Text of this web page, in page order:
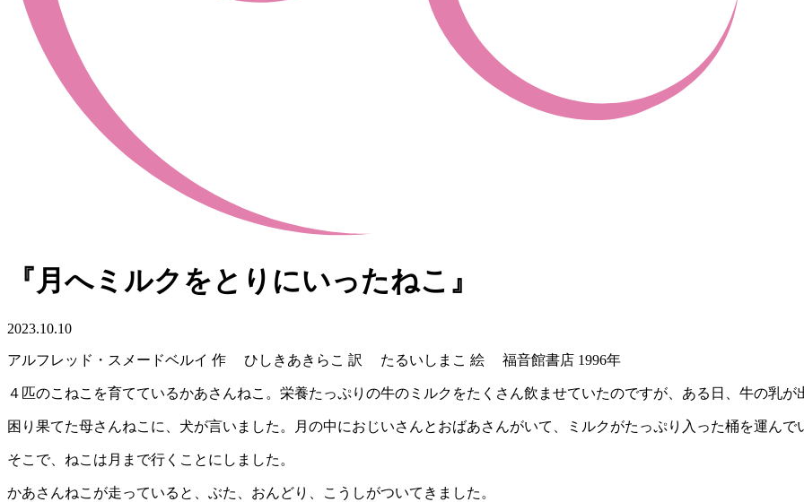
『月へミルクをとりにいったねこ』
2023.10.10
アルフレッド・スメードベルイ 作 ひしきあきらこ 訳 たるいしまこ 絵 福音館書店 1996年
４匹のこねこを育てているかあさんねこ。栄養たっぷりの牛のミルクをたくさん飲ませていたのですが、ある日、牛の乳が
困り果てた母さんねこに、犬が言いました。月の中におじいさんとおばあさんがいて、ミルクがたっぷり入った桶を運んで
そこで、ねこは月まで行くことにしました。
かあさんねこが走っていると、ぶた、おんどり、こうしがついてきました。